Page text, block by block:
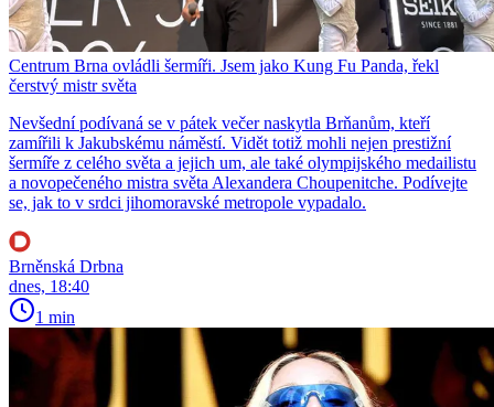
Centrum Brna ovládli šermíři. Jsem jako Kung Fu Panda, řekl
čerstvý mistr světa
Nevšední podívaná se v pátek večer naskytla Brňanům, kteří
zamířili k Jakubskému náměstí. Vidět totiž mohli nejen prestižní
šermíře z celého světa a jejich um, ale také olympijského medailistu
a novopečeného mistra světa Alexandera Choupenitche. Podívejte
se, jak to v srdci jihomoravské metropole vypadalo.
Brněnská Drbna
dnes, 18:40
1 min